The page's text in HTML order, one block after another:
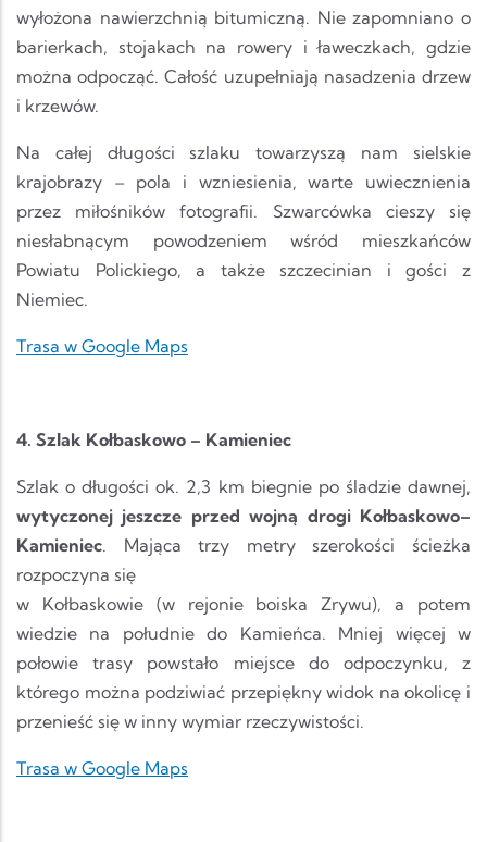
wyłożona nawierzchnią bitumiczną. Nie zapomniano o
barierkach, stojakach na rowery i ławeczkach, gdzie
można odpocząć. Całość uzupełniają nasadzenia drzew
i krzewów.
Na całej długości szlaku towarzyszą nam sielskie
krajobrazy – pola i wzniesienia, warte uwiecznienia
przez miłośników fotografii. Szwarcówka cieszy się
niesłabnącym powodzeniem wśród mieszkańców
Powiatu Polickiego, a także szczecinian i gości z
Niemiec.
Trasa w Google Maps
4. Szlak Kołbaskowo – Kamieniec
Szlak o długości ok. 2,3 km biegnie po śladzie dawnej,
wytyczonej jeszcze przed wojną drogi Kołbaskowo–
Kamieniec. Mająca trzy metry szerokości ścieżka
rozpoczyna się
w Kołbaskowie (w rejonie boiska Zrywu), a potem
wiedzie na południe do Kamieńca. Mniej więcej w
połowie trasy powstało miejsce do odpoczynku, z
którego można podziwiać przepiękny widok na okolicę i
przenieść się w inny wymiar rzeczywistości.
Trasa w Google Maps